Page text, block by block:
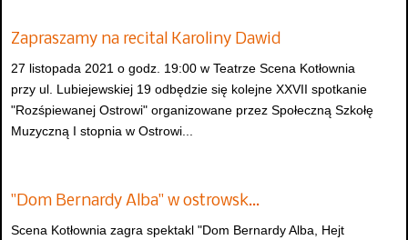
Zapraszamy na recital Karoliny Dawid
27 listopada 2021 o godz. 19:00 w Teatrze Scena Kotłownia
przy ul. Lubiejewskiej 19 odbędzie się kolejne XXVII spotkanie
"Rozśpiewanej Ostrowi" organizowane przez Społeczną Szkołę
Muzyczną I stopnia w Ostrowi...
"Dom Bernardy Alba" w ostrowsk…
Scena Kotłownia zagra spektakl "Dom Bernardy Alba, Hejt